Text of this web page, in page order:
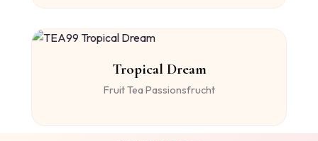
Tropical Dream
Fruit Tea Passionsfrucht